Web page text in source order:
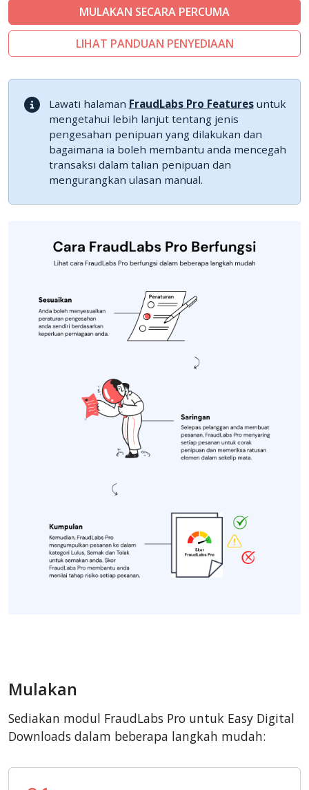
MULAKAN SECARA PERCUMA
LIHAT PANDUAN PENYEDIAAN
Lawati halaman FraudLabs Pro Featuresuntuk
mengetahui lebih lanjut tentang jenis
pengesahan penipuan yang dilakukan dan
bagaimana ia boleh membantu anda mencegah
transaksi dalam talian penipuan dan
mengurangkan ulasan manual.
Mulakan
Sediakan modul FraudLabs Pro untuk Easy Digital
Downloads dalam beberapa langkah mudah: